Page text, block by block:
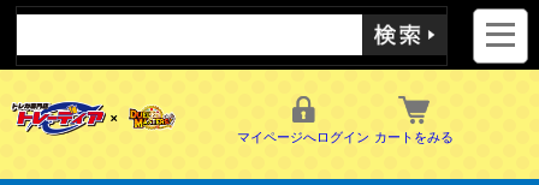
マイページへログイン カートをみる